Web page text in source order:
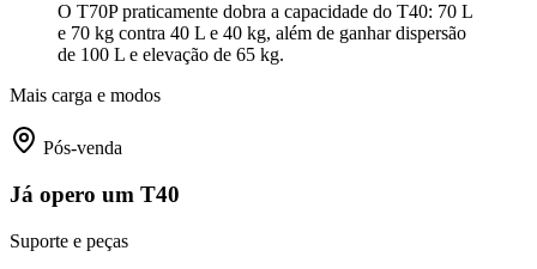
O T70P praticamente dobra a capacidade do T40: 70 L
e 70 kg contra 40 L e 40 kg, além de ganhar dispersão
de 100 L e elevação de 65 kg.
Mais carga e modos
Pós-venda
Já opero um T40
Suporte e peças